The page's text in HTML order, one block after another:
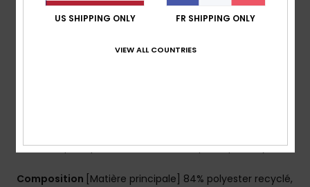
Braguette :braguette performance
Fabriqué à partir de bouteilles en plastique recyclées
Composition [Matière principale] 84% polyester recyclé,
US SHIPPING ONLY FR SHIPPING ONLY
VIEW ALL COUNTRIES